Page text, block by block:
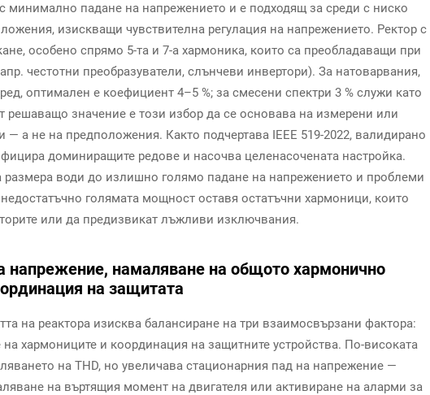
минимално падане на напрежението и е подходящ за среди с ниско
изискващи чувствителна регулация на напрежението. Ректор с
особено спрямо 5-та и 7-а хармоника, които са преобладаващи при
честотни преобразуватели, слънчеви инвертори). За натоварвания,
оптимален е коефициент 4–5 %; за смесени спектри 3 % служи като
решаващо значение е този избор да се основава на измерени или
а не на предположения. Както подчертава IEEE 519-2022, валидирано
доминиращите редове и насочва целенасочената настройка.
размера води до излишно голямо падане на напрежението и проблеми
голямата мощност оставя остатъчни хармоници, които
или да предизвикат лъжливи изключвания.
напрежение, намаляване на общото хармонично
на защитата
на реактора изисква балансиране на три взаимосвързани фактора:
хармониците и координация на защитните устройства. По-високата
на THD, но увеличава стационарния пад на напрежение —
на въртящия момент на двигателя или активиране на аларми за